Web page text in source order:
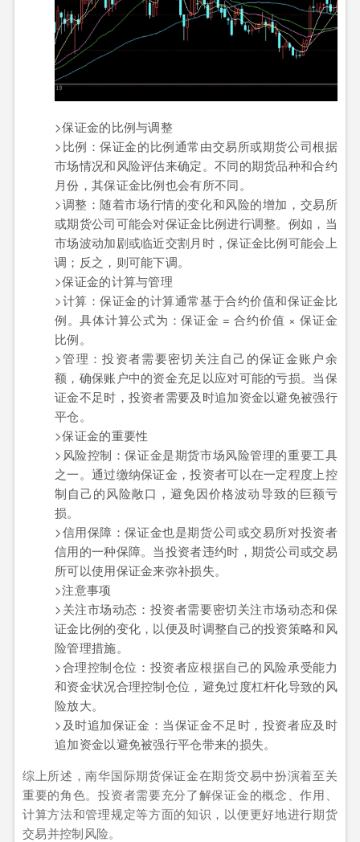
>保证金的比例与调整
>比例：保证金的比例通常由交易所或期货公司根据
市场情况和风险评估来确定。不同的期货品种和合约
月份，其保证金比例也会有所不同。
>调整：随着市场行情的变化和风险的增加，交易所
或期货公司可能会对保证金比例进行调整。例如，当
市场波动加剧或临近交割月时，保证金比例可能会上
调；反之，则可能下调。
>保证金的计算与管理
>计算：保证金的计算通常基于合约价值和保证金比
例。具体计算公式为：保证金 = 合约价值 × 保证金
比例。
>管理：投资者需要密切关注自己的保证金账户余
额，确保账户中的资金充足以应对可能的亏损。当保
证金不足时，投资者需要及时追加资金以避免被强行
平仓。
>保证金的重要性
>风险控制：保证金是期货市场风险管理的重要工具
之一。通过缴纳保证金，投资者可以在一定程度上控
制自己的风险敞口，避免因价格波动导致的巨额亏
损。
>信用保障：保证金也是期货公司或交易所对投资者
信用的一种保障。当投资者违约时，期货公司或交易
所可以使用保证金来弥补损失。
>注意事项
>关注市场动态：投资者需要密切关注市场动态和保
证金比例的变化，以便及时调整自己的投资策略和风
险管理措施。
>合理控制仓位：投资者应根据自己的风险承受能力
和资金状况合理控制仓位，避免过度杠杆化导致的风
险放大。
>及时追加保证金：当保证金不足时，投资者应及时
追加资金以避免被强行平仓带来的损失。
综上所述，南华国际期货保证金在期货交易中扮演着至关
重要的角色。投资者需要充分了解保证金的概念、作用、
计算方法和管理规定等方面的知识，以便更好地进行期货
交易并控制风险。